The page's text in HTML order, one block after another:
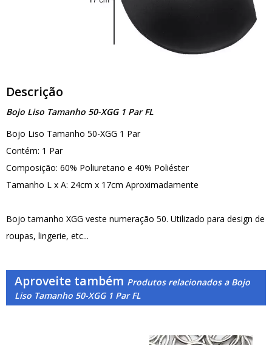
Descrição
Bojo Liso Tamanho 50-XGG 1 Par FL
Bojo Liso Tamanho 50-XGG 1 Par
Contém: 1 Par
Composição: 60% Poliuretano e 40% Poliéster
Tamanho L x A: 24cm x 17cm Aproximadamente
Bojo tamanho XGG veste numeração 50. Utilizado para design de
roupas, lingerie, etc...
Aproveite também Produtos relacionados a Bojo
Liso Tamanho 50-XGG 1 Par FL